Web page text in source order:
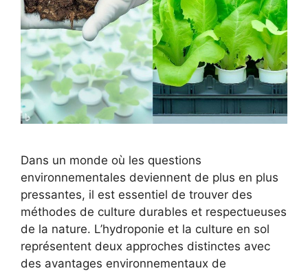
Dans un monde où les questions
environnementales deviennent de plus en plus
pressantes, il est essentiel de trouver des
méthodes de culture durables et respectueuses
de la nature. L’hydroponie et la culture en sol
représentent deux approches distinctes avec
des avantages environnementaux de